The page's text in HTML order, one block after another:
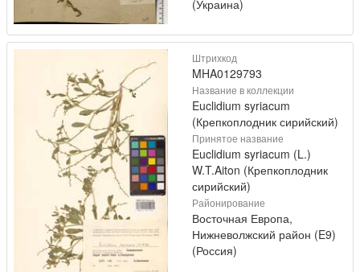
(Украина)
Штрихкод
MHA0129793
Название в коллекции
Euclidium syriacum
(Крепкоплодник сирийский)
Принятое название
Euclidium syriacum (L.)
W.T.Aiton (Крепкоплодник
сирийский)
Районирование
Восточная Европа,
Нижневолжский район (E9)
(Россия)